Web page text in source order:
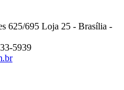
625/695 Loja 25 - Brasília -
5939